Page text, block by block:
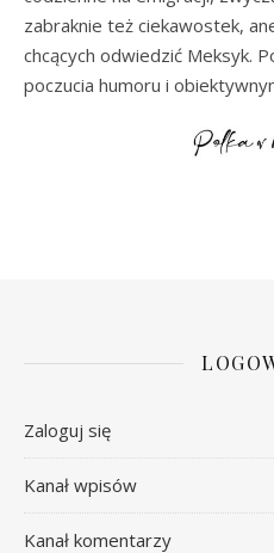
zabraknie też ciekawostek,
chcących odwiedzić Meksyk.
poczucia humoru i
Zaloguj się
Kanał wpisów
Kanał komentarzy